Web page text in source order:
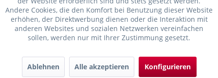
Andere Cookies, die den Komfort bei Benutzung dieser Website
erhöhen, der Direktwerbung dienen oder die Interaktion mit
anderen Websites und sozialen Netzwerken vereinfachen
sollen, werden nur mit Ihrer Zustimmung gesetzt.
Ablehnen Alle akzeptieren Konfigurieren